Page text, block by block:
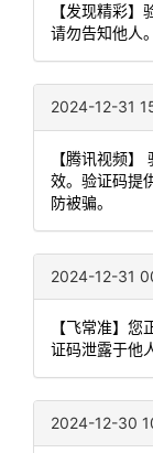
【发现精彩
请勿告知他人。
2024-12-31
【腾讯视频
效。验证码提
防被骗。
2024-12-31
【飞常准】
证码泄露于他
2024-12-30